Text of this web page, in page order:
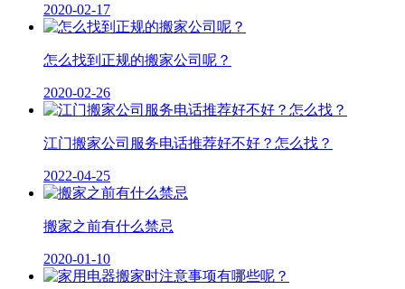
2020-02-17
怎么找到正规的搬家公司呢？
2020-02-26
江门搬家公司服务电话推荐好不好？怎么找？
2022-04-25
搬家之前有什么禁忌
2020-01-10